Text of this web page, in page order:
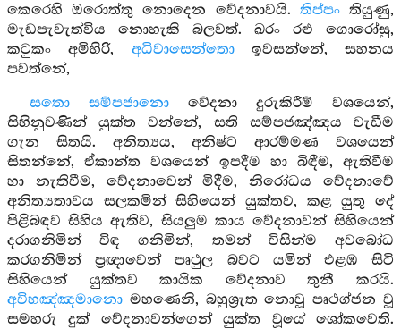
කෙරෙහි ඔරොත්තු නොදෙන වේදනාවයි. තිප්පංතියුණු,
මැඩපැවැත්විය නොහැකි බලවත්. ඛරං රළු ගොරෝසු,
කටුකං අමිහිරි, අධිවාසෙන්තොඉවසන්නේ, සහනය
පවත්නේ,
සතො සම්පජානොවේදනා දුරුකිරීම් වශයෙන්,
සිහිනුවණින් යුක්ත වන්නේ, සති සම්පජඤ්ඤය වැඩීම
ගැන සිතයි. අනිත්‍යය, අනිෂ්ට ආරම්මණ වශයෙන්
සිතන්නේ, ඒකාන්ත වශයෙන් ඉපදීම හා බිඳීම, ඇතිවීම
හා නැතිවීම, වේදනාවෙන් මිදීම, නිරෝධය වේදනාවේ
අනිත්‍යතාවය සලකමින් සිහියෙන් යුක්තව, කළ යුතු දේ
පිළිබඳව සිහිය ඇතිව, සියලුම කාය වේදනාවන් සිහියෙන්
දරාගනිමින් විඳ ගනිමින්, තමන් විසින්ම අවබෝධ
කරගනිමින් ප්‍රඥාවෙන් පෘථුල බවට යමින් එළඹ සිටි
සිහියෙන් යුක්තව කායික වේදනාව තුනී කරයි.
අවිහඤ්ඤමානො මහණෙනි, බහුශ්‍රැත නොවූ පෘථග්ජන වූ
සමහරු දුක් වේදනාවන්ගෙන් යුක්ත වූයේ ශෝකවෙති.